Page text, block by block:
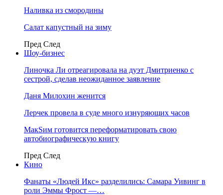
Наливка из смородины
Салат капустный на зиму
Пред След
Шоу-бизнес
Линочка Ли отреагировала на дуэт Дмитриенко с
сестрой, сделав неожиданное заявление
Даня Милохин женится
Лерчек провела в суде много изнуряющих часов
МакSим готовится переформатировать свою
автобиографическую книгу
Пред След
Кино
Фанаты «Людей Икс» разделились: Самара Уивинг в
роли Эммы Фрост —…